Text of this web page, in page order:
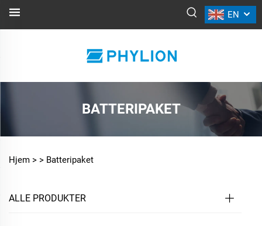
EN
BATTERIPAKET
Hjem > > Batteripaket
ALLE PRODUKTER